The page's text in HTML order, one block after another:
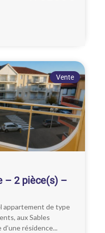
Vente
– 2 pièce(s) –
appartement de type
aux Sables
résidence...